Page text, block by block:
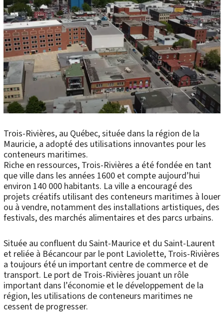
Trois-Rivières, au Québec, située dans la région de la
Mauricie, a adopté des utilisations innovantes pour les
conteneurs maritimes.
Riche en ressources, Trois-Rivières a été fondée en tant
que ville dans les années 1600 et compte aujourd’hui
environ 140 000 habitants. La ville a encouragé des
projets créatifs utilisant des conteneurs maritimes à louer
ou à vendre, notamment des installations artistiques, des
festivals, des marchés alimentaires et des parcs urbains.
Située au confluent du Saint-Maurice et du Saint-Laurent
et reliée à Bécancour par le pont Laviolette, Trois-Rivières
a toujours été un important centre de commerce et de
transport. Le port de Trois-Rivières jouant un rôle
important dans l’économie et le développement de la
région, les utilisations de conteneurs maritimes ne
cessent de progresser.